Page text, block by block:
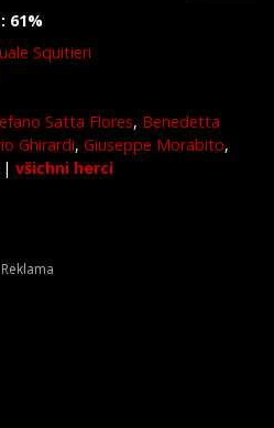
61%
Squitieri
Satta Flores, Benedetta
Ghirardi, Giuseppe Morabito,
| všichni herci